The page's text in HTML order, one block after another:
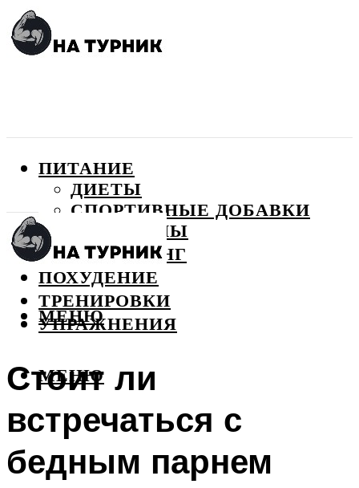
ПИТАНИЕ
ДИЕТЫ
СПОРТИВНЫЕ ДОБАВКИ
ВИТАМИНЫ
БОДИБИЛДИНГ
ПОХУДЕНИЕ
ТРЕНИРОВКИ
УПРАЖНЕНИЯ
МЕНЮ
МЕНЮ
Стоит ли
встречаться с
бедным парнем